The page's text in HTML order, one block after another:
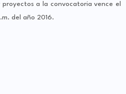
a la convocatoria vence el
del año 2016.